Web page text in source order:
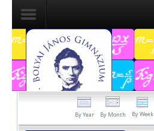
Dokumentumok
Felvételizőknek
By Year By Month By Week